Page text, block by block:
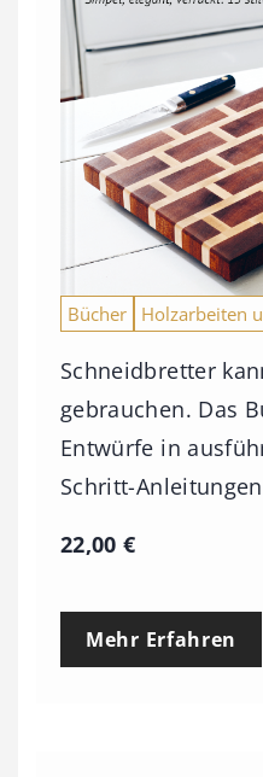
Bücher Holzarbeiten
Schneidbretter
gebrauchen. Das
Entwürfe in
Schritt-
22,00€
Mehr Erfahren